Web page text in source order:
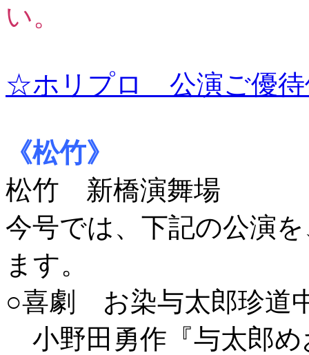
い。
☆ホリプロ 公演ご優待
《松竹》
松竹 新橋演舞場
今号では、下記の公演
ます。
○喜劇 お染与太郎珍道
小野田勇作『与太郎